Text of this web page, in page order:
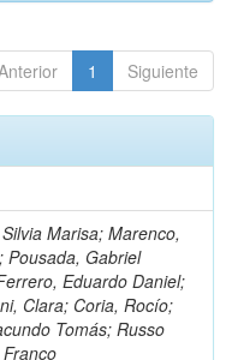
1 Siguiente
Marisa; Marenco,
Pousada, Gabriel
Eduardo Daniel;
Clara; Coria, Rocío;
Tomás; Russo